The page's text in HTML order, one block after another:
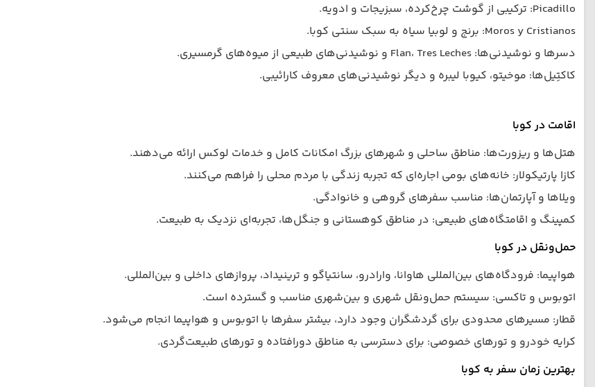
Picadillo: ترکیبی از گوشت چرخ‌کرده، سبزیجات و ادویه.
Moros y Cristianos: برنج و لوبیا سیاه به سبک سنتی کوبا.
دسرها و نوشیدنی‌ها: Flan، Tres Leches و نوشیدنی‌های طبیعی از میوه‌های گرمسیری.
کاکتِیل‌ها: موخیتو، کیوبا لیبره و دیگر نوشیدنی‌های معروف کارائیبی.
اقامت در کوبا
هتل‌ها و ریزورت‌ها: مناطق ساحلی و شهرهای بزرگ امکانات کامل و خدمات لوکس ارائه می‌دهند.
کازا پارتیکولار: خانه‌های بومی اجاره‌ای که تجربه زندگی با مردم محلی را فراهم می‌کنند.
ویلاها و آپارتمان‌ها: مناسب سفرهای گروهی و خانوادگی.
کمپینگ و اقامتگاه‌های طبیعی: در مناطق کوهستانی و جنگل‌ها، تجربه‌ای نزدیک به طبیعت.
حمل‌ونقل در کوبا
هواپیما: فرودگاه‌های بین‌المللی هاوانا، وارادرو، سانتیاگو و ترینیداد، پروازهای داخلی و بین‌المللی.
اتوبوس و تاکسی: سیستم حمل‌ونقل شهری و بین‌شهری مناسب و گسترده است.
قطار: مسیرهای محدودی برای گردشگران وجود دارد، بیشتر سفرها با اتوبوس و هواپیما انجام می‌شود.
کرایه خودرو و تورهای خصوصی: برای دسترسی به مناطق دورافتاده و تورهای طبیعت‌گردی.
بهترین زمان سفر به کوبا